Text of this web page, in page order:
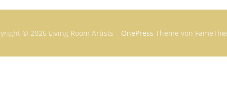
© 2026 Living Room Artists – OnePress Theme von